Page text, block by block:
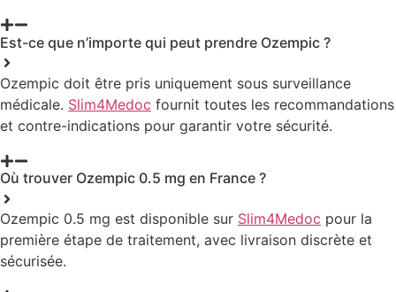
Est-ce que n’importe qui peut prendre Ozempic ?
Ozempic doit être pris uniquement sous surveillance
médicale. Slim4Medoc fournit toutes les recommandations
et contre-indications pour garantir votre sécurité.
Où trouver Ozempic 0.5 mg en France ?
Ozempic 0.5 mg est disponible sur Slim4Medoc pour la
première étape de traitement, avec livraison discrète et
sécurisée.